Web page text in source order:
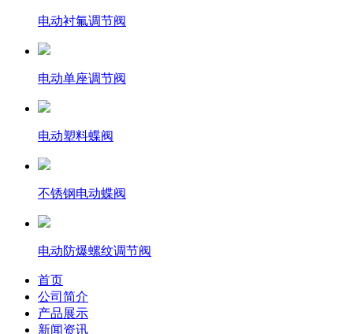
电动衬氟调节阀
电动单座调节阀
电动塑料蝶阀
不锈钢电动蝶阀
电动防爆螺纹调节阀
首页
公司简介
产品展示
新闻资讯